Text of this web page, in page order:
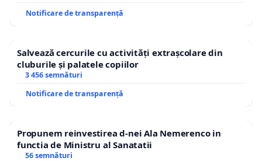
Notificare de transparență
Salvează cercurile cu activități extrașcolare din
cluburile și palatele copiilor
3 456 semnături
Notificare de transparență
Propunem reinvestirea d-nei Ala Nemerenco in
functia de Ministru al Sanatatii
56 semnături